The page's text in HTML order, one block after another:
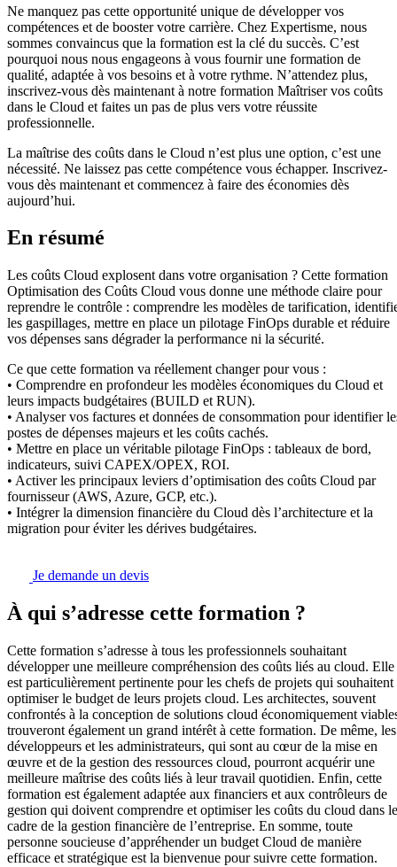
Ne manquez pas cette opportunité unique de développer vos
compétences et de booster votre carrière. Chez Expertisme, nous
sommes convaincus que la formation est la clé du succès. C’est
pourquoi nous nous engageons à vous fournir une formation de
qualité, adaptée à vos besoins et à votre rythme. N’attendez plus,
inscrivez-vous dès maintenant à notre formation Maîtriser vos coûts
dans le Cloud et faites un pas de plus vers votre réussite
professionnelle.
La maîtrise des coûts dans le Cloud n’est plus une option, c’est une
nécessité. Ne laissez pas cette compétence vous échapper. Inscrivez-
vous dès maintenant et commencez à faire des économies dès
aujourd’hui.
En résumé
Les coûts Cloud explosent dans votre organisation ? Cette formation
Optimisation des Coûts Cloud vous donne une méthode claire pour
reprendre le contrôle : comprendre les modèles de tarification,
les gaspillages, mettre en place un pilotage FinOps durable et réduire
vos dépenses sans dégrader la performance ni la sécurité.
Ce que cette formation va réellement changer pour vous :
• Comprendre en profondeur les modèles économiques du Cloud et
leurs impacts budgétaires (BUILD et RUN).
• Analyser vos factures et données de consommation pour identifier
postes de dépenses majeurs et les coûts cachés.
• Mettre en place un véritable pilotage FinOps : tableaux de bord,
indicateurs, suivi CAPEX/OPEX, ROI.
• Activer les principaux leviers d’optimisation des coûts Cloud par
fournisseur (AWS, Azure, GCP, etc.).
• Intégrer la dimension financière du Cloud dès l’architecture et la
migration pour éviter les dérives budgétaires.
Je demande un devis
À qui s’adresse cette formation ?
Cette formation s’adresse à tous les professionnels souhaitant
développer une meilleure compréhension des coûts liés au cloud. Elle
est particulièrement pertinente pour les chefs de projets qui souhaitent
optimiser le budget de leurs projets cloud. Les architectes, souvent
confrontés à la conception de solutions cloud économiquement
trouveront également un grand intérêt à cette formation. De même, les
développeurs et les administrateurs, qui sont au cœur de la mise en
œuvre et de la gestion des ressources cloud, pourront acquérir une
meilleure maîtrise des coûts liés à leur travail quotidien. Enfin, cette
formation est également adaptée aux financiers et aux contrôleurs de
gestion qui doivent comprendre et optimiser les coûts du cloud dans le
cadre de la gestion financière de l’entreprise. En somme, toute
personne soucieuse d’appréhender un budget Cloud de manière
efficace et stratégique est la bienvenue pour suivre cette formation.